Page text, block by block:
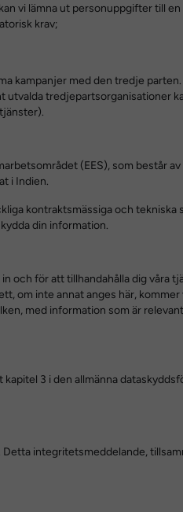
vi lämna ut personuppgifter till
krav;
kampanjer med den tredje
utvalda tredjepartsorganisationer
(EES), som består av
i Indien.
kontraktsmässiga och tekniska
din information.
och för att tillhandahålla dig våra
om inte annat anges här, kommer
med information som är
3 i den allmänna
integritetsmeddelande,